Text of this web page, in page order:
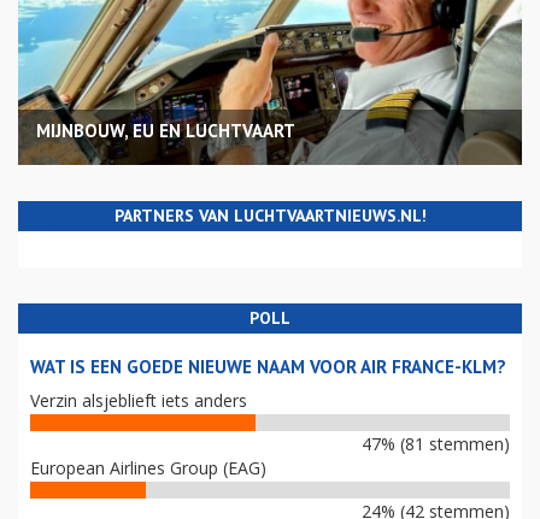
MIJNBOUW, EU EN LUCHTVAART
PARTNERS VAN LUCHTVAARTNIEUWS.NL!
POLL
WAT IS EEN GOEDE NIEUWE NAAM VOOR AIR FRANCE-KLM?
Verzin alsjeblieft iets anders
47% (81 stemmen)
European Airlines Group (EAG)
24% (42 stemmen)